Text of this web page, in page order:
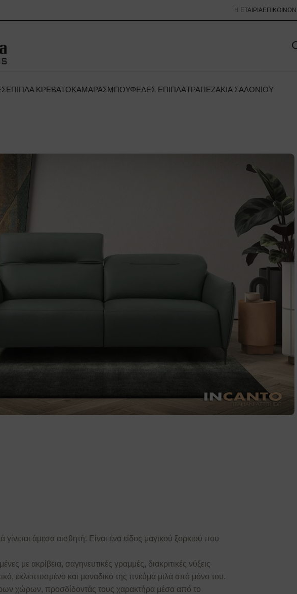
Η ΕΤΑΙΡΊΑ
ΈΠΙΠΛΑ ΚΡΕΒΑΤΟΚΆΜΑΡΑΣΜΠΟΥΦΈΔΕΣ ΈΠΙΠΛΑΤΡΑΠΕΖΆΚΙΑ ΣΑΛΟΝΙΟΎ
άμεσα αισθητή. Είναι ένα είδος μαγικού ξορκιού που
με ακρίβεια, σαγηνευτικές γραμμές, διακριτικές νύξεις
εκλεπτυσμένο και μοναδικό της πνεύμα μιλά από μόνο του.
χώρων, προσδίδοντάς τους χαρακτήρα μέσα από το